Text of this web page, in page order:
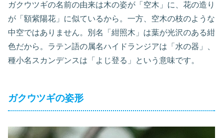
ガクウツギの名前の由来は木の姿が「空木」に、花の造り
が「額紫陽花」に似ているから。一方、空木の枝のような
中空ではありません。別名「紺照木」は葉が光沢のある紺
色だから。ラテン語の属名ハイドランジアは「水の器」、
種小名スカンデンスは「よじ登る」という意味です。
ガクウツギの姿形